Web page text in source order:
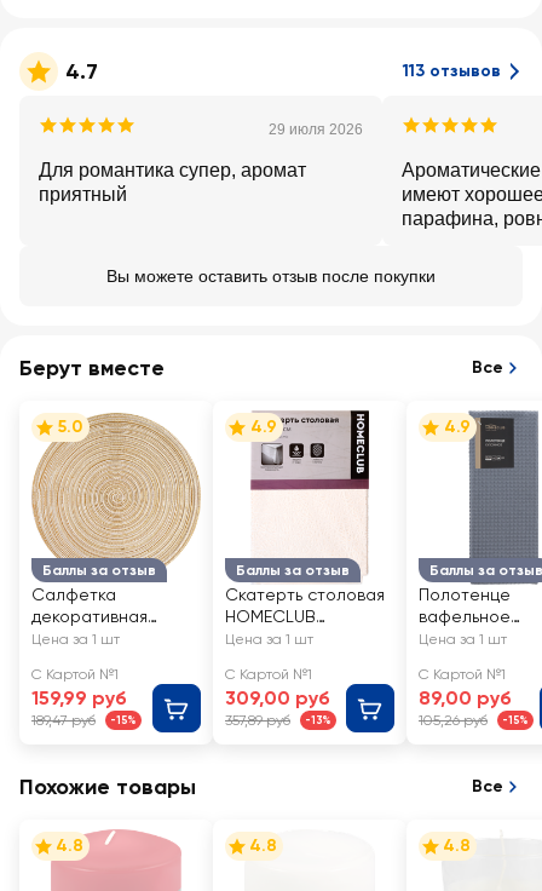
4.7 113 отзывов
29 июля 2026
Для романтика супер, аромат
приятный
имеют
парафина,
прогораяют
Вы можете оставить отзыв после покупки
Берут вместе Все
Баллы за отзыв
5.0
Салфетка
декоративная
HOMECLUB цвет
Арт. LF-C2
Цена за 1 шт
С Картой №1
159,99 руб
189,47 руб -15%
Баллы за отзыв
4.9
Скатерть столовая
HOMECLUB
110х135см, в
7051-mix
Цена за 1 шт
С Картой №1
309,00 руб
357,89 руб -13%
Баллы за отзыв
4.9
Полотенце
вафельное
HOMECLUB
Цена за 1 шт
С Картой №1
89,00 руб
105,26 руб -15%
Похожие товары Все
4.8 4.8 4.8